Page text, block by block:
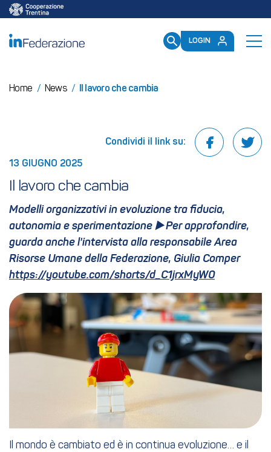
/mailup/GetToken
LOGIN
Home / News / Il lavoro che cambia
13 GIUGNO 2025
Condividi il link su:
Il lavoro che cambia
Modelli organizzativi in evoluzione tra fiducia,
autonomia e sperimentazione ▶️ Per approfondire,
guarda anche l'intervista alla responsabile Area
Risorse Umane della Federazione, Giulia Comper
https://youtube.com/shorts/d_C1jrxMyW0
Il mondo è cambiato ed è in continua evoluzione… e il